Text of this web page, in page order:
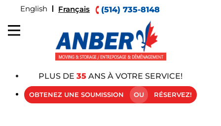
English Français (514) 735-8148
PLUS DE 35 ANS À VOTRE SERVICE!
OBTENEZ UNE SOUMISSION OU RÉSERVEZ!